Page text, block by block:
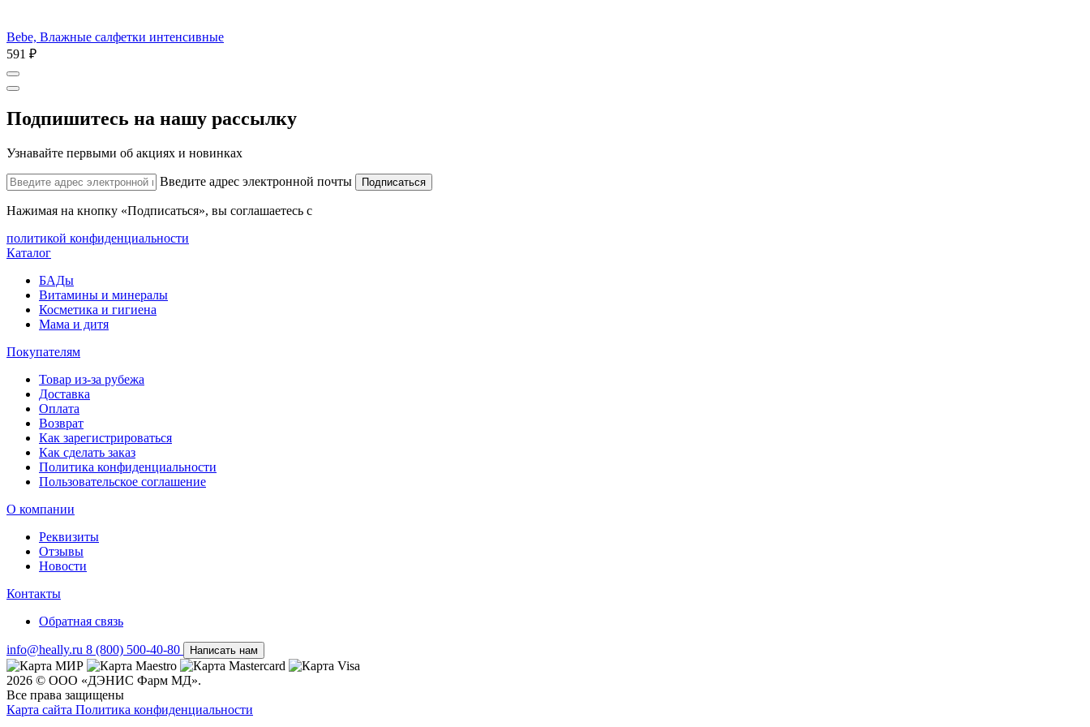
Bebe, Влажные салфетки интенсивные
591 ₽
Подпишитесь на нашу рассылку
Узнавайте первыми об акциях и новинках
Введите адрес электронной почты Подписаться
Нажимая на кнопку «Подписаться», вы соглашаетесь с
политикой конфиденциальности
Каталог
БАДы
Витамины и минералы
Косметика и гигиена
Мама и дитя
Покупателям
Товар из-за рубежа
Доставка
Оплата
Возврат
Как зарегистрироваться
Как сделать заказ
Политика конфиденциальности
Пользовательское соглашение
О компании
Реквизиты
Отзывы
Новости
Контакты
Обратная связь
info@heally.ru 8 (800) 500-40-80 Написать нам
2026 © ООО «ДЭНИС Фарм МД».
Все права защищены
Карта сайта Политика конфиден­циальности